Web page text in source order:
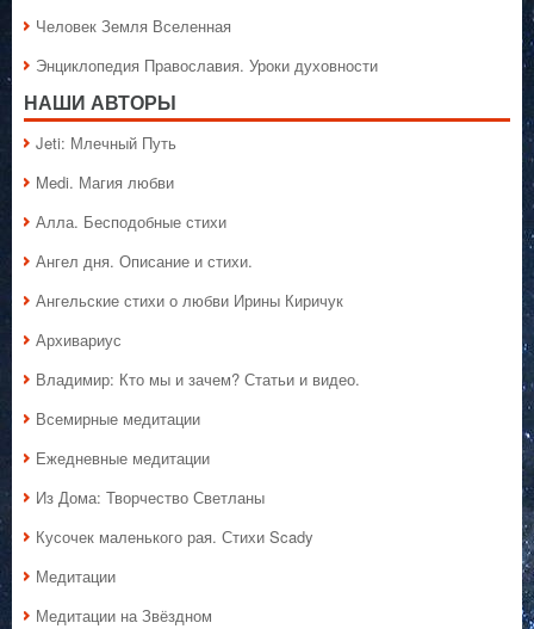
Человек Земля Вселенная
Энциклопедия Православия. Уроки духовности
НАШИ АВТОРЫ
Jeti: Млечный Путь
Medi. Магия любви
Алла. Бесподобные стихи
Ангел дня. Описание и стихи.
Ангельские стихи о любви Ирины Киричук
Архивариус
Владимир: Кто мы и зачем? Статьи и видео.
Всемирные медитации
Ежедневные медитации
Из Дома: Творчество Светланы
Кусочек маленького рая. Стихи Scady
Медитации
Медитации на Звёздном